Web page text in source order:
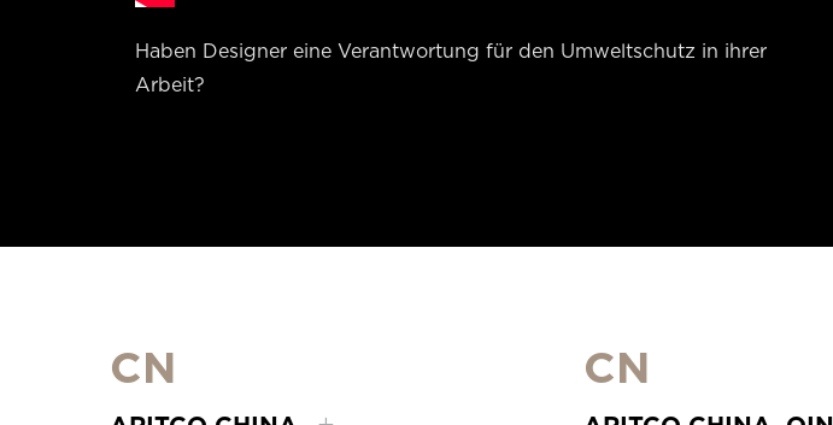
Haben Designer eine Verantwortung für den Umweltschutz in ihrer
Arbeit?
CN CN